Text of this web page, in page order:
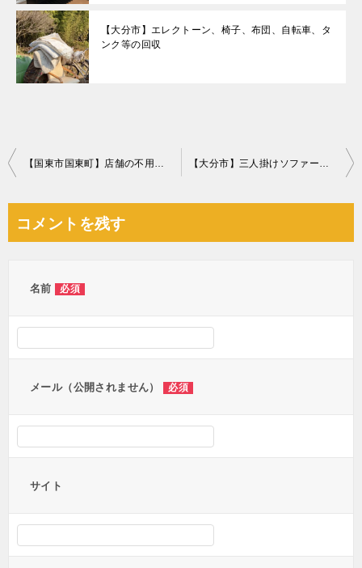
【大分市】エレクトーン、椅子、布団、自転車、タ
ンク等の回収
投
ビ
【国東市国東町】店舗の不用品（ソファー、観葉植物、布団等）の回収 【大分市】三人掛けソファー、こたつ、冷蔵庫、洗濯機等の回収・処分
コメントを残す
名前 必須
メール（公開されません） 必須
サイト